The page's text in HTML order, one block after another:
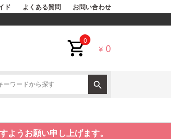
ド よくある質問 お問い合わせ
0
¥ 0
うお願い申し上げます。